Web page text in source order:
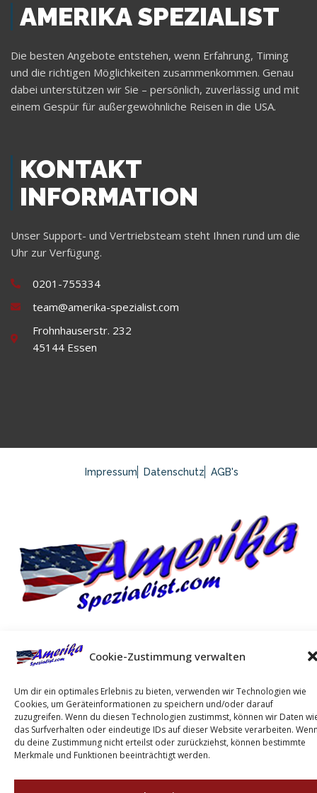
Cookie-Zustimmung verwalten
Um dir ein optimales Erlebnis zu bieten, verwenden wir Technologien wie
Cookies, um Geräteinformationen zu speichern und/oder darauf
zuzugreifen. Wenn du diesen Technologien zustimmst, können wir Daten
das Surfverhalten oder eindeutige IDs auf dieser Website verarbeiten.
du deine Zustimmung nicht erteilst oder zurückziehst, können bestimmte
Merkmale und Funktionen beeinträchtigt werden.
AMERIKA SPEZIALIST
Die besten Angebote entstehen, wenn Erfahrung, Timing
und die richtigen Möglichkeiten zusammenkommen. Genau
dabei unterstützen wir Sie – persönlich, zuverlässig und mit
einem Gespür für außergewöhnliche Reisen in die USA.
KONTAKT
INFORMATION
Unser Support- und Vertriebsteam steht Ihnen rund um die
Uhr zur Verfügung.
0201-755334
team@amerika-spezialist.com
Frohnhauserstr. 232
45144 Essen
Impressum Datenschutz AGB's